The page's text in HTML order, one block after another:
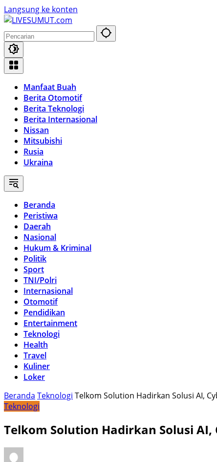
Langsung ke konten
Manfaat Buah
Berita Otomotif
Berita Teknologi
Berita Internasional
Nissan
Mitsubishi
Rusia
Ukraina
Beranda
Peristiwa
Daerah
Nasional
Hukum & Kriminal
Politik
Sport
TNI/Polri
Internasional
Otomotif
Pendidikan
Entertainment
Teknologi
Health
Travel
Kuliner
Loker
Beranda Teknologi Telkom Solution Hadirkan Solusi AI,
Teknologi
Telkom Solution Hadirkan Solusi